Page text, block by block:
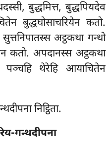
बुद्धमित्त, बुद्धपियदेव
बुद्धघोसाचरियेन कतो.
अट्ठकथा गन्थो
कतो. अपदानस्स अट्ठकथा
पञ्चहि थेरेहि आयाचितेन
निट्ठिता.
गन्थदीपना